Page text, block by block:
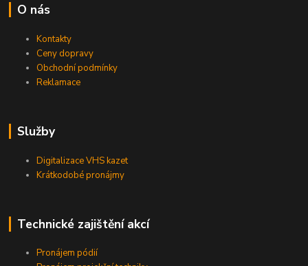
O nás
Kontakty
Ceny dopravy
Obchodní podmínky
Reklamace
Služby
Digitalizace VHS kazet
Krátkodobé pronájmy
Technické zajištění akcí
Pronájem pódií